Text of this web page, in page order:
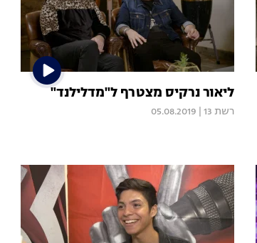
ליאור נרקיס מצטרף ל"מדלילנד"
רשת 13 05.08.2019